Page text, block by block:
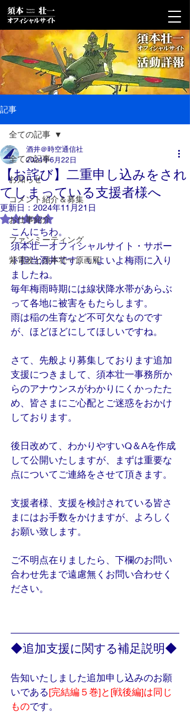
記事
全ての記事
お知らせ
コメント紹介＆募集
お仕事紹介
ファンミーティング
紫電改と須本壮一原画展
全ての記事
【お詫び】二重申し込みをされ
てしまっている支援者様へ
酒井＠時空通信社
2024年6月22日
更新日： 2024年11月21日
5つ星のうちNaNと評価されています。
こんにちわ。
須本壮一オフィシャルサイト・サポー
ト担当酒井です。いよいよ梅雨に入り
ましたね。
毎年梅雨時期には線状降水帯があらぶ
って各地に被害をもたらします。
雨は稲の生育など不可欠なものです
が、ほどほどにしてほしいですね。
さて、先般より募集しております追加
支援につきまして、須本壮一事務所か
らのアナウンスがわかりにくかったた
め、皆さまにご心配とご迷惑をおかけ
しております。
後日改めて、わかりやすいQ＆Aを作成
して公開いたしますが、まずは重要な
点についてご連絡をさせて頂きます。
支援者様、支援を検討されている皆さ
まにはお手数をかけますが、よろしく
お願い致します。
ご不明点在りましたら、下欄のお問い
合わせ先まで遠慮無くお問い合わせく
ださい。
◆追加支援に関する補足説明◆
告知いたしました追加申し込みのお願
いである[完結編５巻]と[戦後編]は同じ
ものです。